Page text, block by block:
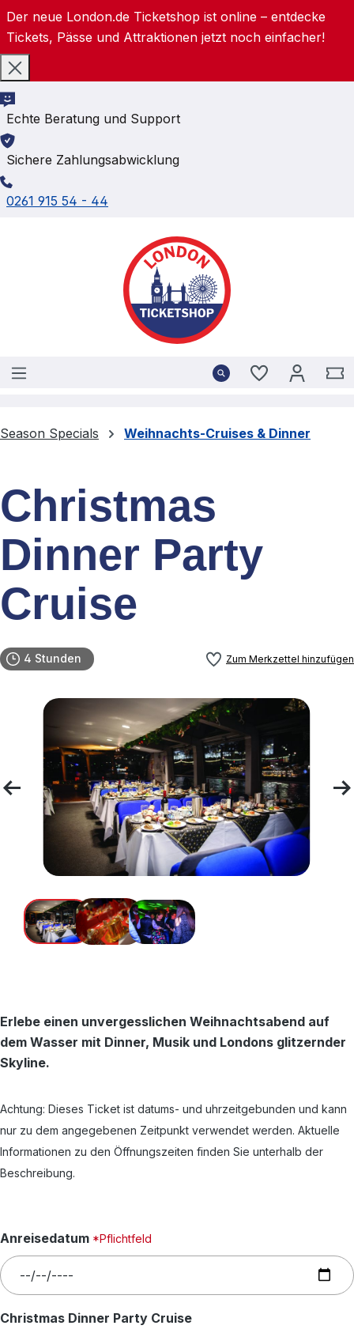
Zum Hauptinhalt springen
Der neue London.de Ticketshop ist online – entdecke
Tickets, Pässe und Attraktionen jetzt noch einfacher!
Echte Beratung und Support
Sichere Zahlungsabwicklung
0261 915 54 - 44
Du hast 0
Season Specials Weihnachts-Cruises & Dinner
Christmas
Dinner Party
Cruise
4 Stunden Zum Merkzettel hinzufügen
Bildergalerie überspringen
Erlebe einen unvergesslichen Weihnachtsabend auf
dem Wasser mit Dinner, Musik und Londons glitzernder
Skyline.
Achtung: Dieses Ticket ist datums- und uhrzeitgebunden und kann
nur zu dem angegebenen Zeitpunkt verwendet werden. Aktuelle
Informationen zu den Öffnungszeiten finden Sie unterhalb der
Beschreibung.
Christmas Dinner Party Cruiseauswählen
Anreisedatum *Pflichtfeld